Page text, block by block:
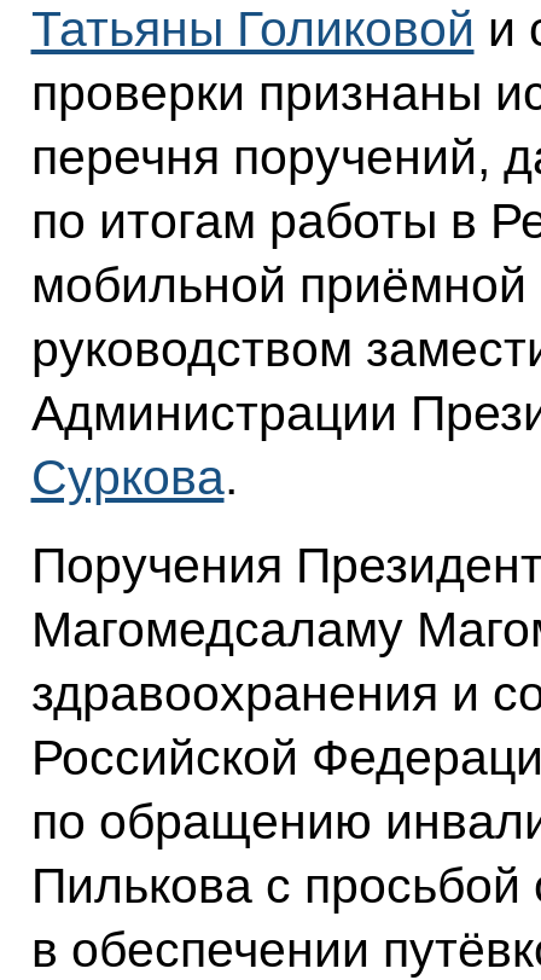
Татьяны Голиковой и
проверки признаны
перечня поручений,
по итогам работы в
мобильной приёмной
руководством
Администрации
Суркова.
Поручения
Магомедсаламу
здравоохранения и
Российской
по обращению
Пилькова с просьбой
в обеспечении